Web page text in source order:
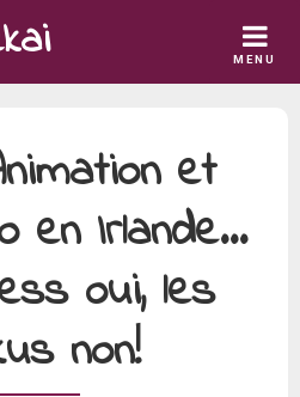
MENU
et
en Irlande…
oui, les
non!